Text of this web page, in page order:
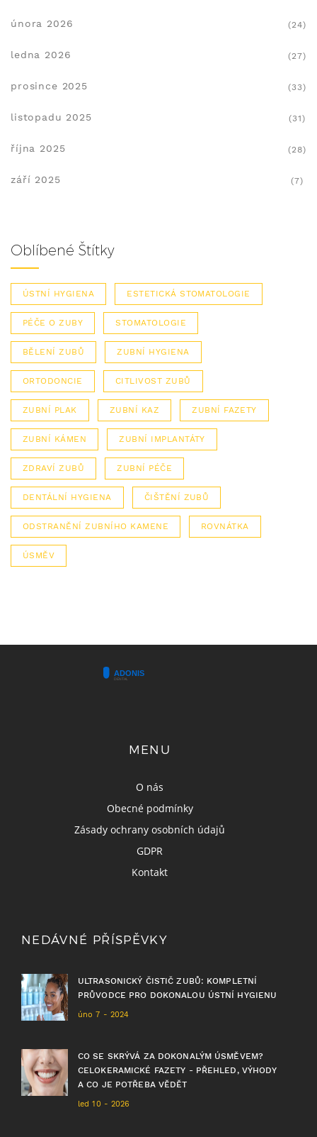
února 2026 (24)
ledna 2026 (27)
prosince 2025 (33)
listopadu 2025 (31)
října 2025 (28)
září 2025 (7)
Oblíbené Štítky
ÚSTNÍ HYGIENA ESTETICKÁ STOMATOLOGIE
PÉČE O ZUBY STOMATOLOGIE
BĚLENÍ ZUBŮ ZUBNÍ HYGIENA
ORTODONCIE CITLIVOST ZUBŮ
ZUBNÍ PLAK ZUBNÍ KAZ ZUBNÍ FAZETY
ZUBNÍ KÁMEN ZUBNÍ IMPLANTÁTY
ZDRAVÍ ZUBŮ ZUBNÍ PÉČE
DENTÁLNÍ HYGIENA ČIŠTĚNÍ ZUBŮ
ODSTRANĚNÍ ZUBNÍHO KAMENE ROVNÁTKA
ÚSMĚV
MENU
O nás
Obecné podmínky
Zásady ochrany osobních údajů
GDPR
Kontakt
NEDÁVNÉ PŘÍSPĚVKY
ULTRASONICKÝ ČISTIČ ZUBŮ: KOMPLETNÍ
PRŮVODCE PRO DOKONALOU ÚSTNÍ HYGIENU
úno 7 - 2024
CO SE SKRÝVÁ ZA DOKONALÝM ÚSMĚVEM?
CELOKERAMICKÉ FAZETY - PŘEHLED, VÝHODY
A CO JE POTŘEBA VĚDĚT
led 10 - 2026